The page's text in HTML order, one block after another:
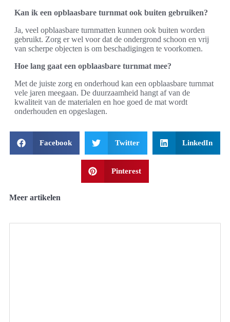
Kan ik een opblaasbare turnmat ook buiten gebruiken?
Ja, veel opblaasbare turnmatten kunnen ook buiten worden
gebruikt. Zorg er wel voor dat de ondergrond schoon en vrij
van scherpe objecten is om beschadigingen te voorkomen.
Hoe lang gaat een opblaasbare turnmat mee?
Met de juiste zorg en onderhoud kan een opblaasbare turnmat
vele jaren meegaan. De duurzaamheid hangt af van de
kwaliteit van de materialen en hoe goed de mat wordt
onderhouden en opgeslagen.
Facebook Twitter LinkedIn
Pinterest
Meer artikelen